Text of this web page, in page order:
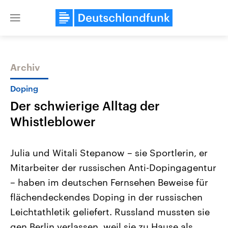
Close
Themen
Landtagswahl Sachsen-Anhalt
2026
Alle Informationen
Sachsen-Anhalt wählt am 6.
September 2026 einen neuen
Landtag. Seit 2021 wird das
Bundesland von einer Koalition aus
USA
Aktuelle Beiträge,
Hintergründe
Wirtschaftlich und
gehören die Vereinigten
den mächtigsten Ländern
mit großem Einfluss auf
Archiv
Doping
Der schwierige Alltag der
Whistleblower
Julia und Witali Stepanow – sie Sportlerin, er
Mitarbeiter der russischen Anti-Dopingagentur
– haben im deutschen Fernsehen Beweise für
flächendeckendes Doping in der russischen
Leichtathletik geliefert. Russland mussten sie